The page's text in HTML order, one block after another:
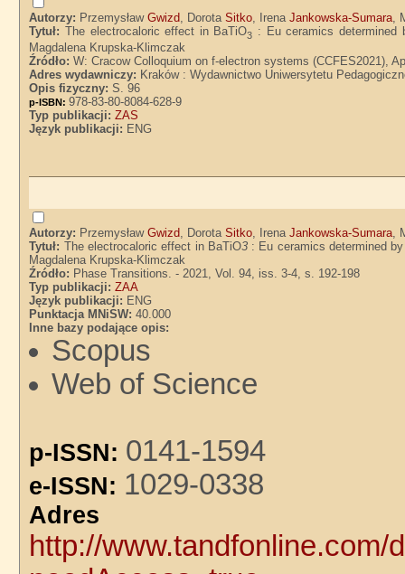
Autorzy: PrzemysławGwizd, DorotaSitko, IrenaJankowska-Sumara,
Tytuł: The electrocaloric effect in BaTiO3 : Eu ceramics determined
Magdalena Krupska-Klimczak
Źródło:W: Cracow Colloquium on f-electron systems (CCFES2021),
Adres wydawniczy: Kraków : Wydawnictwo Uniwersytetu
Opis fizyczny:S. 96
p-ISBN:978-83-80-8084-628-9
Typ publikacji:ZAS
Język publikacji: ENG
Autorzy: PrzemysławGwizd , DorotaSitko , IrenaJankowska-Sumara ,
Tytuł: The electrocaloric effect in BaTiO3: Eu ceramics determined by
Magdalena Krupska-Klimczak
Źródło: Phase Transitions. - 2021, Vol. 94, iss. 3-4, s. 192-198
Typ publikacji:ZAA
Język publikacji: ENG
Punktacja MNiSW:40.000
Inne bazy podające opis:
Scopus
Web of Science
p-ISSN: 0141-1594
e-ISSN: 1029-0338
http://